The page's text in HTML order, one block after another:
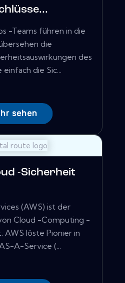
-Teams führen in die
die
des
die Sic...
sehen
-Sicherheit
(AWS) ist der
Cloud -Computing -
AWS löste Pionier in
A-Service (...